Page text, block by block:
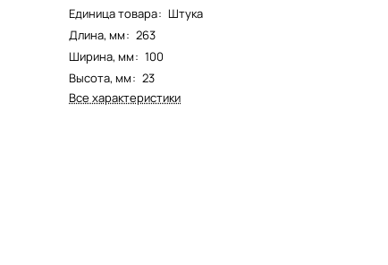
Единица товара: Штука
Длина, мм: 263
Ширина, мм: 100
Высота, мм: 23
Все характеристики